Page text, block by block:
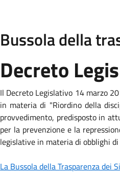
Bussola della
Decreto
Il Decreto Legislativo 14 marzo
in materia di "Riordino della
provvedimento, predisposto in
per la prevenzione e la
legislative in materia di obblighi
La Bussola della Trasparenza dei